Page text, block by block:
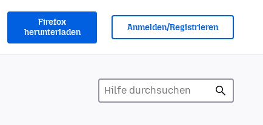
Firefox
herunterladen
Anmelden/Registrieren